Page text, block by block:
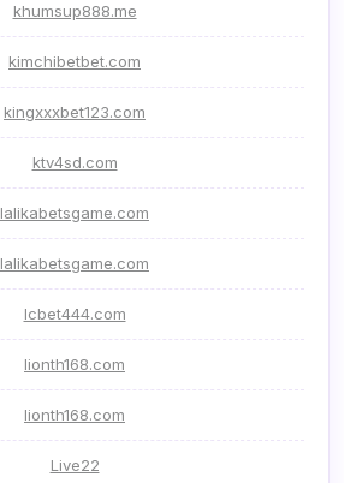
khumsup888.me
kimchibetbet.com
kingxxxbet123.com
ktv4sd.com
lalikabetsgame.com
lalikabetsgame.com
lcbet444.com
lionth168.com
lionth168.com
Live22